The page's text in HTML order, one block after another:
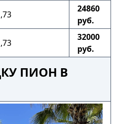
24860
руб.
32000
руб.
ПИОН В